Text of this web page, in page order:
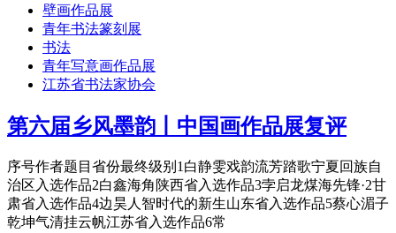
壁画作品展
青年书法篆刻展
书法
青年写意画作品展
江苏省书法家协会
第六届乡风墨韵丨中国画作品展复评
序号作者题目省份最终级别1白静雯戏韵流芳踏歌宁夏回族自
治区入选作品2白鑫海角陕西省入选作品3孛启龙煤海先锋·2甘
肃省入选作品4边昊人智时代的新生山东省入选作品5蔡心湄子
乾坤气清挂云帆江苏省入选作品6常